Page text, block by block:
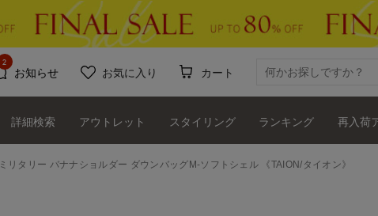
お知らせ
2
お気に入り カート
詳細検索 アウトレット スタイリング ランキング 再入荷
ミリタリー バナナショルダー ダウンバッグM-ソフトシェル 《TAION/タイオン》